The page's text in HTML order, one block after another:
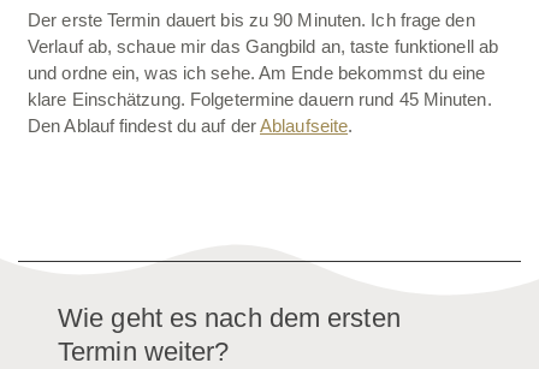
Der erste Termin dauert bis zu 90 Minuten. Ich frage den
Verlauf ab, schaue mir das Gangbild an, taste funktionell ab
und ordne ein, was ich sehe. Am Ende bekommst du eine
klare Einschätzung. Folgetermine dauern rund 45 Minuten.
Den Ablauf findest du auf derAblaufseite.
Wie geht es nach dem ersten
Termin weiter?